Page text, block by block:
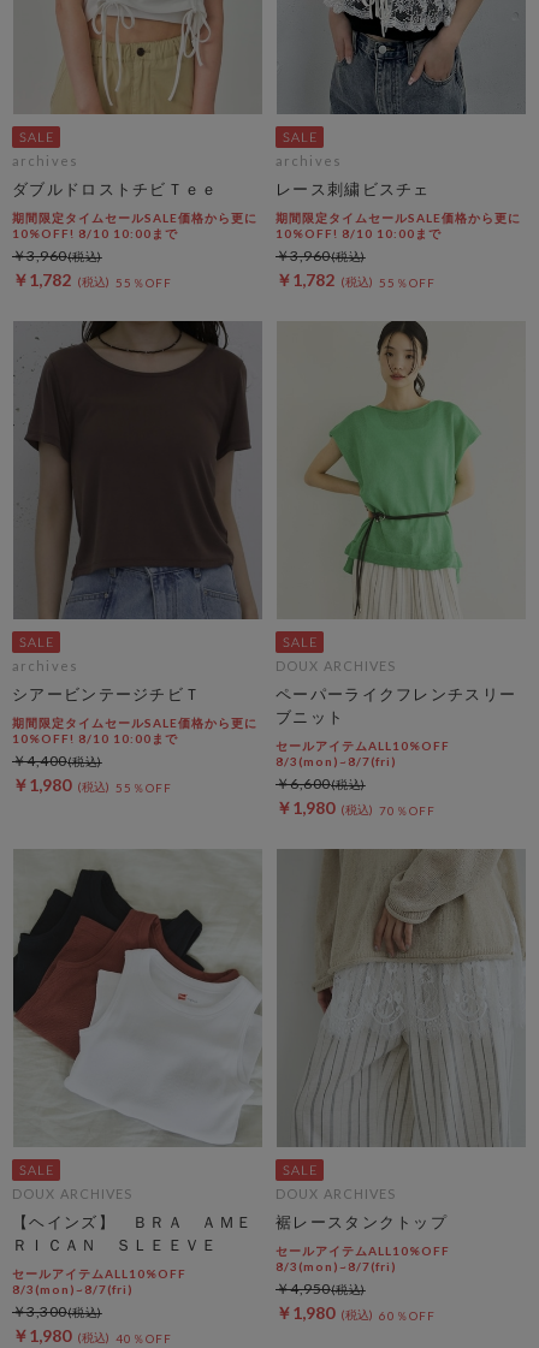
archives
ダブルドロストチビＴｅｅ
期間限定タイムセールSALE価格から更に
10%OFF! 8/10 10:00まで
￥1,782 55％OFF
￥3,960
archives
レース刺繍ビスチェ
期間限定タイムセールSALE価格から更に
10%OFF! 8/10 10:00まで
￥1,782 55％OFF
￥3,960
archives
シアービンテージチビＴ
期間限定タイムセールSALE価格から更に
10%OFF! 8/10 10:00まで
￥1,980 55％OFF
￥4,400
DOUX ARCHIVES
ペーパーライクフレンチスリー
ブニット
セールアイテムALL10%OFF
8/3(mon)~8/7(fri)
￥1,980 70％OFF
￥6,600
DOUX ARCHIVES
【ヘインズ】 ＢＲＡ ＡＭＥ
ＲＩＣＡＮ ＳＬＥＥＶＥ
セールアイテムALL10%OFF
8/3(mon)~8/7(fri)
￥1,980 40％OFF
￥3,300
DOUX ARCHIVES
裾レースタンクトップ
セールアイテムALL10%OFF
8/3(mon)~8/7(fri)
￥1,980 60％OFF
￥4,950